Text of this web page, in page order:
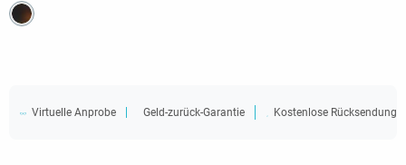
Virtuelle Anprobe Geld-zurück-Garantie Kostenlose Rücksendung